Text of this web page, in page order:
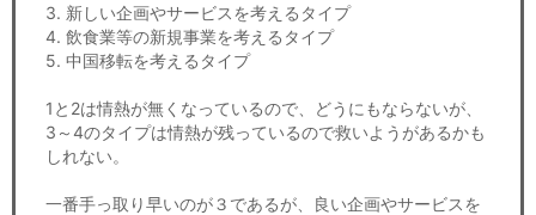
3. 新しい企画やサービスを考えるタイプ
4. 飲食業等の新規事業を考えるタイプ
5. 中国移転を考えるタイプ
1と2は情熱が無くなっているので、どうにもならないが、
3～4のタイプは情熱が残っているので救いようがあるかも
しれない。
一番手っ取り早いのが３であるが、良い企画やサービスを